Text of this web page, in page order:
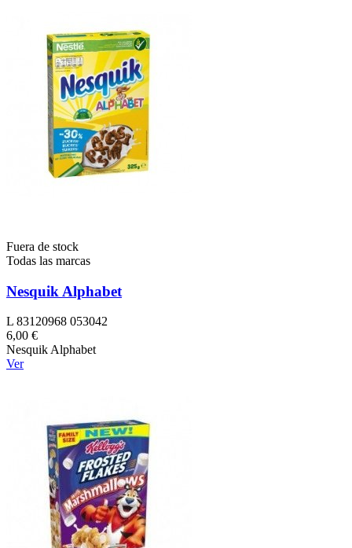
Fuera de stock
Todas las marcas
Nesquik Alphabet
L 83120968 053042
6,00 €
Nesquik Alphabet
Ver